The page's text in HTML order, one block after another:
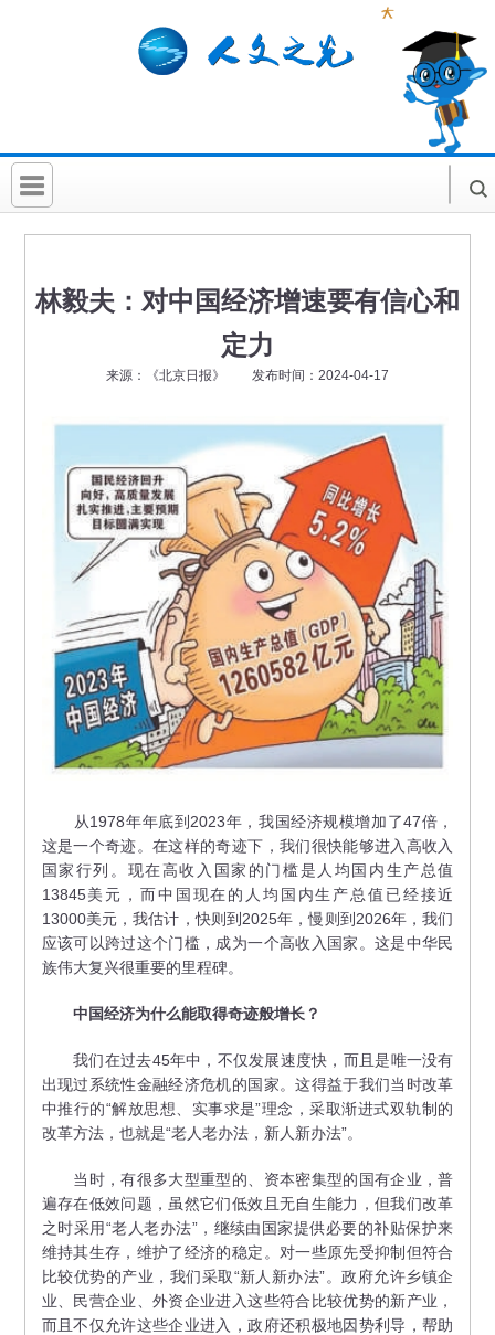
首 页
林毅夫：对中国经济增速要有信心和
定力
来源：《北京日报》 发布时间：2024-04-17
从1978年年底到2023年，我国经济规模增加了47倍，
这是一个奇迹。在这样的奇迹下，我们很快能够进入高收入
国家行列。现在高收入国家的门槛是人均国内生产总值
13845美元，而中国现在的人均国内生产总值已经接近
13000美元，我估计，快则到2025年，慢则到2026年，我们
应该可以跨过这个门槛，成为一个高收入国家。这是中华民
族伟大复兴很重要的里程碑。
中国经济为什么能取得奇迹般增长？
我们在过去45年中，不仅发展速度快，而且是唯一没有
出现过系统性金融经济危机的国家。这得益于我们当时改革
中推行的“解放思想、实事求是”理念，采取渐进式双轨制的
改革方法，也就是“老人老办法，新人新办法”。
当时，有很多大型重型的、资本密集型的国有企业，普
遍存在低效问题，虽然它们低效且无自生能力，但我们改革
之时采用“老人老办法”，继续由国家提供必要的补贴保护来
维持其生存，维护了经济的稳定。对一些原先受抑制但符合
比较优势的产业，我们采取“新人新办法”。政府允许乡镇企
业、民营企业、外资企业进入这些符合比较优势的新产业，
而且不仅允许这些企业进入，政府还积极地因势利导，帮助